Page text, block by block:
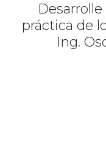
práctica de
Ing.